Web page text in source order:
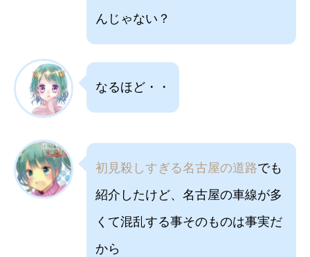
んじゃない？
なるほど・・
初見殺しすぎる名古屋の道路でも
紹介したけど、名古屋の車線が多
くて混乱する事そのものは事実だ
から